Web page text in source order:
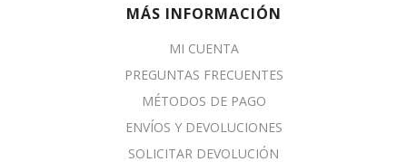
MÁS INFORMACIÓN
MI CUENTA
PREGUNTAS FRECUENTES
MÉTODOS DE PAGO
ENVÍOS Y DEVOLUCIONES
SOLICITAR DEVOLUCIÓN